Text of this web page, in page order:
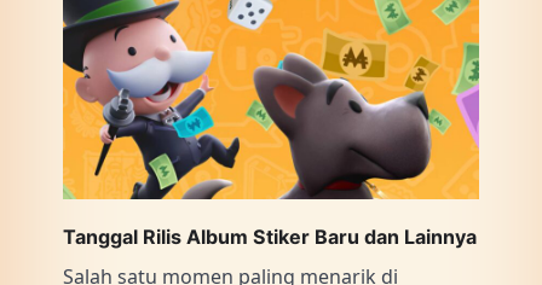
Tanggal Rilis Album Stiker Baru dan Lainnya
Salah satu momen paling menarik di